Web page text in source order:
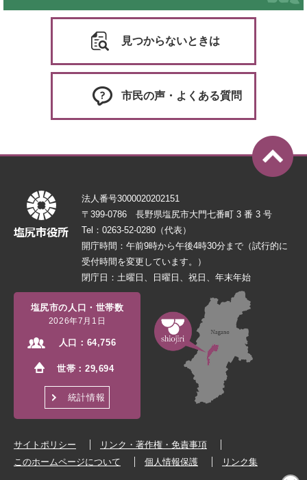
見つからないときは
市民の声・よくある質問
法人番号3000020202151
〒399-0786 長野県塩尻市大門七番町 3 番 3 号
Tel：0263-52-0280（代表）
開庁時間：午前9時から午後4時30分まで（試行的に
受付時間を変更しています。）
閉庁日：土曜日、日曜日、祝日、年末年始
塩尻市の人口・世帯数
2026年7月1日
人口： 64,756
世帯：29,694
統計情報
サイトポリシー
リンク・著作権・免責事項
このホームページについて
個人情報保護 リンク集